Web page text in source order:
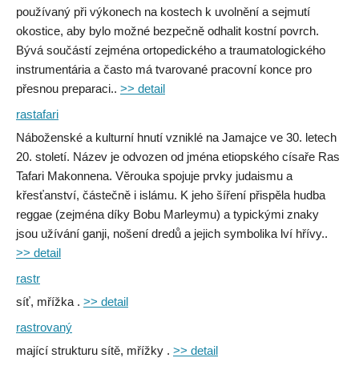
používaný při výkonech na kostech k uvolnění a sejmutí
okostice, aby bylo možné bezpečně odhalit kostní povrch.
Bývá součástí zejména ortopedického a traumatologického
instrumentária a často má tvarované pracovní konce pro
přesnou preparaci.. >> detail
rastafari
Náboženské a kulturní hnutí vzniklé na Jamajce ve 30. letech
20. století. Název je odvozen od jména etiopského císaře Ras
Tafari Makonnena. Věrouka spojuje prvky judaismu a
křesťanství, částečně i islámu. K jeho šíření přispěla hudba
reggae (zejména díky Bobu Marleymu) a typickými znaky
jsou užívání ganji, nošení dredů a jejich symbolika lví hřívy..
>> detail
rastr
síť, mřížka . >> detail
rastrovaný
mající strukturu sítě, mřížky . >> detail